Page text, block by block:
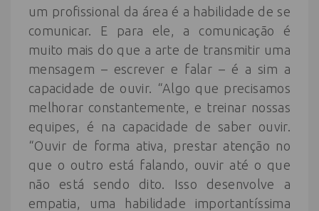
um profissional da área é a habilidade de se
comunicar. E para ele, a comunicação é
muito mais do que a arte de transmitir uma
mensagem – escrever e falar – é a sim a
capacidade de ouvir. “Algo que precisamos
melhorar constantemente, e treinar nossas
equipes, é na capacidade de saber ouvir.
“Ouvir de forma ativa, prestar atenção no
que o outro está falando, ouvir até o que
não está sendo dito. Isso desenvolve a
empatia, uma habilidade importantíssima